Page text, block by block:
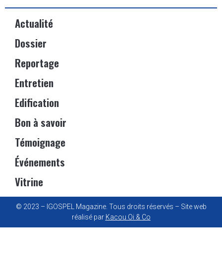
Actualité
Dossier
Reportage
Entretien
Edification
Bon à savoir
Témoignage
Événements
Vitrine
© 2023 – IGOSPEL Magazine. Tous droits réservés – Site web
réalisé par Kacou Oi & Co